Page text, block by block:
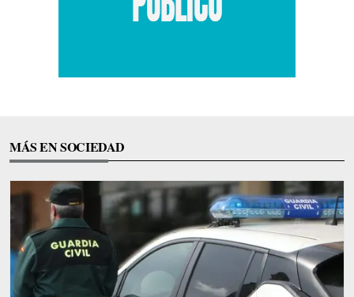
MÁS EN SOCIEDAD